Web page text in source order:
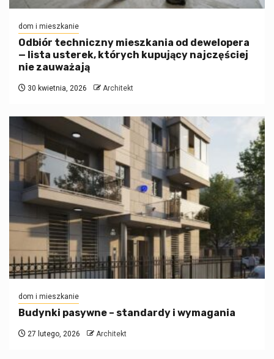
dom i mieszkanie
Odbiór techniczny mieszkania od dewelopera
— lista usterek, których kupujący najczęściej
nie zauważają
30 kwietnia, 2026 Architekt
dom i mieszkanie
Budynki pasywne – standardy i wymagania
27 lutego, 2026 Architekt